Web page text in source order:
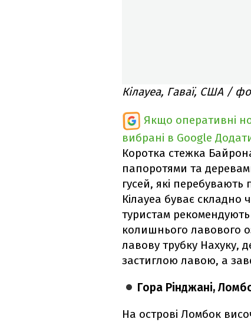
Кілауеа, Гаваї, США /
Якщо оперативні
вибрані в Google
Коротка стежка
папоротями та
гусей, які
Кілауеа буває
туристам рекомендують
колишнього лавового
лавову трубку Нахуку,
застиглою лавою, а
Гора Рінджані,
На острові Ломбок